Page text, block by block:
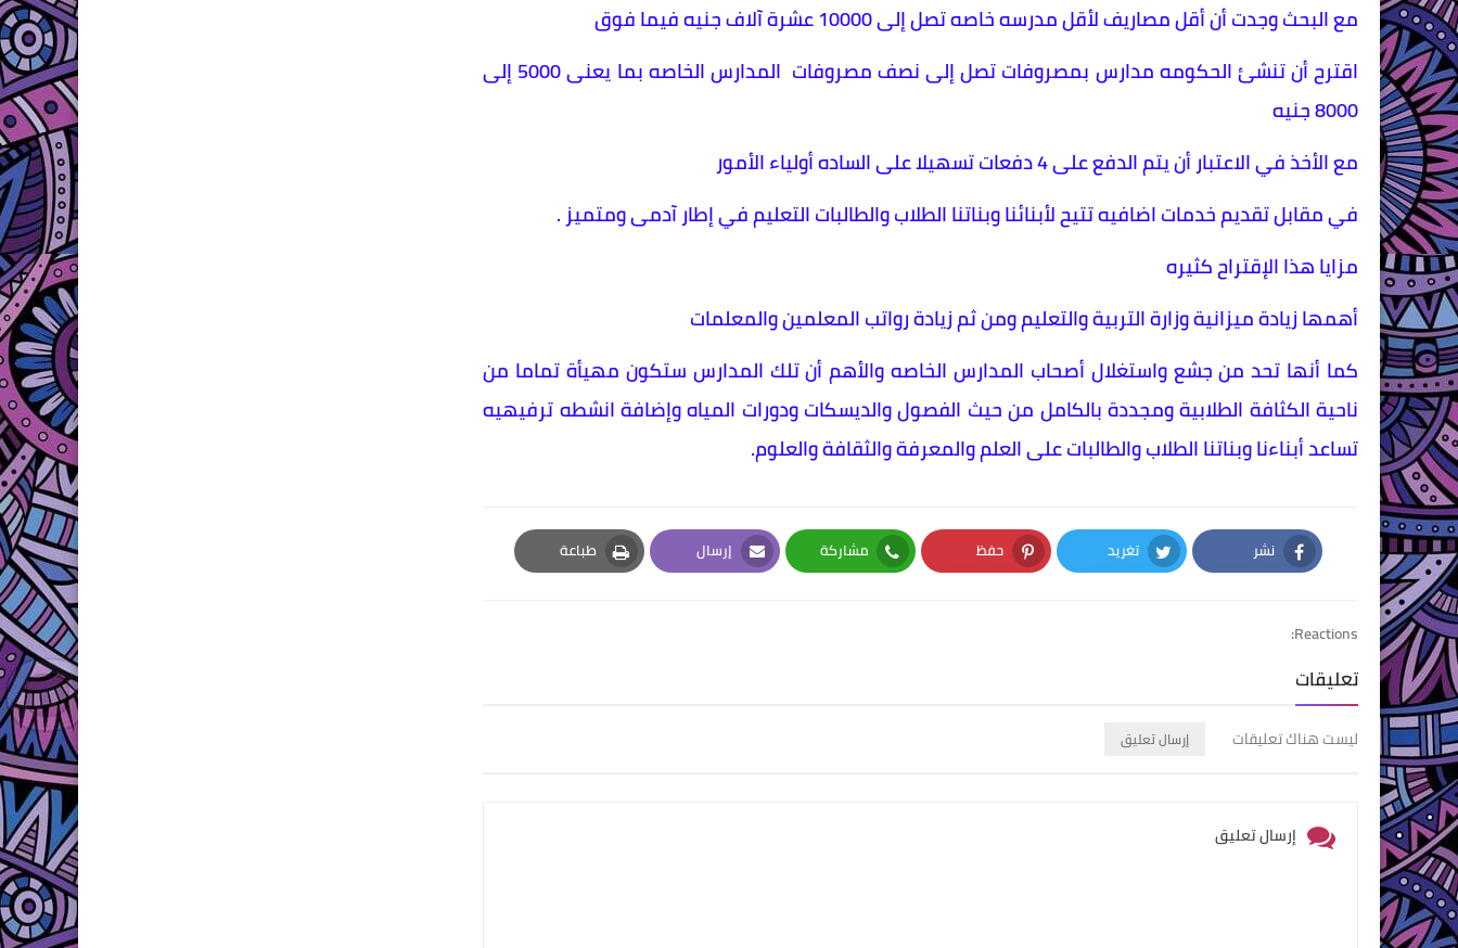
مع البحث وجدت أن أقل مصاريف لأقل مدرسه خاصه تصل إلى 10000 عشرة آلاف جنيه فيما فوق
اقترح أن تنشئ الحكومه مدارس بمصروفات تصل إلى نصف مصروفات المدارس الخاصه بما يعنى 5000 إلى
8000 جنيه
مع الأخذ في الاعتبار أن يتم الدفع على 4 دفعات تسهيلا على الساده أولياء الأمور
في مقابل تقديم خدمات اضافيه تتيح لأبنائنا وبناتنا الطلاب والطالبات التعليم في إطار آدمى ومتميز .
مزايا هذا الإقتراح كثيره
أهمها زيادة ميزانية وزارة التربية والتعليم ومن ثم زيادة رواتب المعلمين والمعلمات
كما أنها تحد من جشع واستغلال أصحاب المدارس الخاصه والأهم أن تلك المدارس ستكون مهيأة تماما من
ناحية الكثافة الطلابية ومجددة بالكامل من حيث الفصول والديسكات ودورات المياه وإضافة انشطه ترفيهيه
تساعد أبناءنا وبناتنا الطلاب والطالبات على العلم والمعرفة والثقافة والعلوم.
نشر
Facebook
تغريد
Twitter
حفظ
Pinterest
مشاركة
Whatsapp
إرسال
Email
طباعة
Print
Reactions:
تعليقات
ليست هناك تعليقات إرسال تعليق
إرسال تعليق